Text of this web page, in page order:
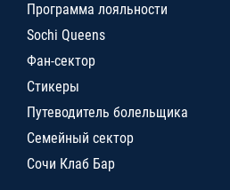
Программа лояльности
Sochi Queens
Фан-сектор
Стикеры
Путеводитель болельщика
Семейный сектор
Сочи Клаб Бар